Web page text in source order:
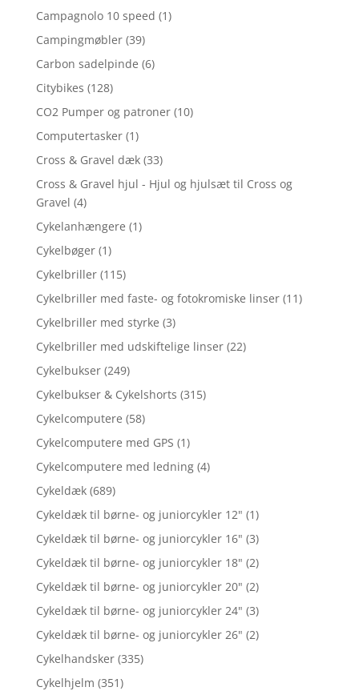
Campagnolo 10 speed (1)
Campingmøbler (39)
Carbon sadelpinde (6)
Citybikes (128)
CO2 Pumper og patroner (10)
Computertasker (1)
Cross & Gravel dæk (33)
Cross & Gravel hjul - Hjul og hjulsæt til Cross og
Gravel (4)
Cykelanhængere (1)
Cykelbøger (1)
Cykelbriller (115)
Cykelbriller med faste- og fotokromiske linser (11)
Cykelbriller med styrke (3)
Cykelbriller med udskiftelige linser (22)
Cykelbukser (249)
Cykelbukser & Cykelshorts (315)
Cykelcomputere (58)
Cykelcomputere med GPS (1)
Cykelcomputere med ledning (4)
Cykeldæk (689)
Cykeldæk til børne- og juniorcykler 12" (1)
Cykeldæk til børne- og juniorcykler 16" (3)
Cykeldæk til børne- og juniorcykler 18" (2)
Cykeldæk til børne- og juniorcykler 20" (2)
Cykeldæk til børne- og juniorcykler 24" (3)
Cykeldæk til børne- og juniorcykler 26" (2)
Cykelhandsker (335)
Cykelhjelm (351)